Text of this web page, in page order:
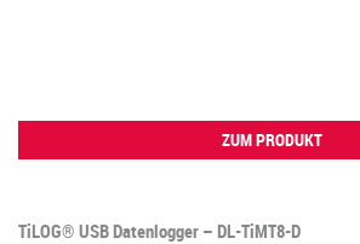
ZUM PRODUKT
TiLOG® USB Datenlogger – DL-TiMT8-D